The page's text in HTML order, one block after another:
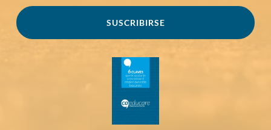
SUSCRIBIRSE